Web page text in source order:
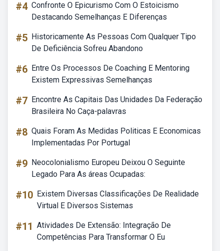
#4 Confronte O Epicurismo Com O Estoicismo
Destacando Semelhanças E Diferenças
#5 Historicamente As Pessoas Com Qualquer Tipo
De Deficiência Sofreu Abandono
#6 Entre Os Processos De Coaching E Mentoring
Existem Expressivas Semelhanças
#7 Encontre As Capitais Das Unidades Da Federação
Brasileira No Caça-palavras
#8 Quais Foram As Medidas Politicas E Economicas
Implementadas Por Portugal
#9 Neocolonialismo Europeu Deixou O Seguinte
Legado Para As áreas Ocupadas:
#10 Existem Diversas Classificações De Realidade
Virtual E Diversos Sistemas
#11 Atividades De Extensão: Integração De
Competências Para Transformar O Eu